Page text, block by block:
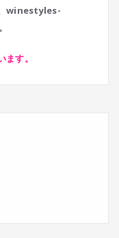
winestyles-
す。